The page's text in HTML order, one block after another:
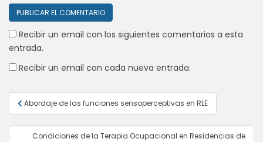
Recibir un email con los siguientes comentarios a esta
entrada.
Recibir un email con cada nueva entrada.
Navegación
de
entradas
Abordaje de las funciones sensoperceptivas en RLE
Condiciones de la Terapia Ocupacional en Residencias de